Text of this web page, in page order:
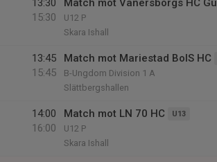
13:30
15:30
Match mot Vänersborgs HC Gul
U12 P
Skara Ishall
13:45
15:45
Match mot Mariestad BoIS HC
B-Ungdom Division 1 A
Slättbergshallen
14:00
16:00
Match mot LN 70 HC U13
U12 P
Skara Ishall